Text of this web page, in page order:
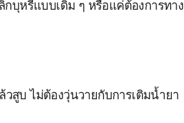
บุหรี่แบบเดิม ๆ หรือแค่ต้องการทาง
วสูบ ไม่ต้องวุ่นวายกับการเติมน้ำยา